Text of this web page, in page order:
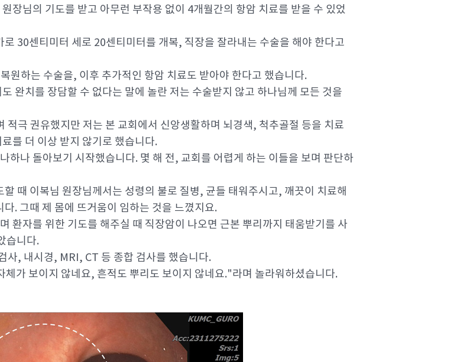
장님의 기도를 받고 아무런 부작용 없이 4개월간의 항암 치료를 받을 수 있었
30센티미터 세로 20센티미터를 개복, 직장을 잘라내는 수술을 해야 한다고
원하는 수술을, 이후 추가적인 항암 치료도 받아야 한다고 했습니다.
완치를 장담할 수 없다는 말에 놀란 저는 수술받지 않고 하나님께 모든 것을
극 권유했지만 저는 본 교회에서 신앙생활하며 뇌경색, 척추골절 등을 치료
를 더 이상 받지 않기로 했습니다.
하나 돌아보기 시작했습니다. 몇 해 전, 교회를 어렵게 하는 이들을 보며 판단하
때 이복님 원장님께서는 성령의 불로 질병, 균들 태워주시고, 깨끗이 치료해
. 그때 제 몸에 뜨거움이 임하는 것을 느꼈지요.
환자를 위한 기도를 해주실 때 직장암이 나오면 근본 뿌리까지 태움받기를 사
습니다.
사, 내시경, MRI, CT 등 종합 검사를 했습니다.
가 보이지 않네요, 흔적도 뿌리도 보이지 않네요."라며 놀라워하셨습니다.